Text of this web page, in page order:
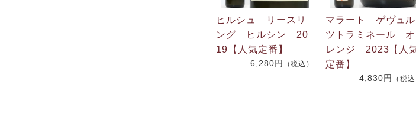
ヒルシュ リースリ
ング ヒルシン 20
19【人気定番】
6,280円 （税込）
マラート ゲヴュル
ツトラミネール オ
レンジ 2023【人
定番】
4,830円 （税込